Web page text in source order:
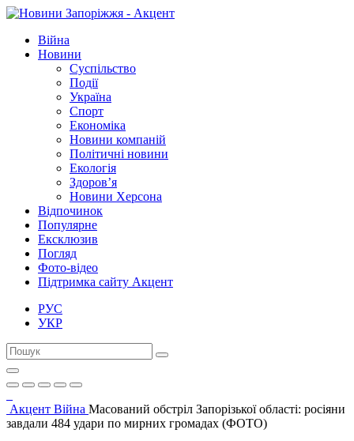
Війна
Новини
Суспільство
Події
Україна
Спорт
Економіка
Новини компаній
Політичні новини
Екологія
Здоров’я
Новини Херсона
Відпочинок
Популярне
Ексклюзив
Погляд
Фото-відео
Підтримка сайту Акцент
РУС
УКР
Акцент Війна Масований обстріл Запорізької області: росіяни
завдали 484 удари по мирних громадах (ФОТО)